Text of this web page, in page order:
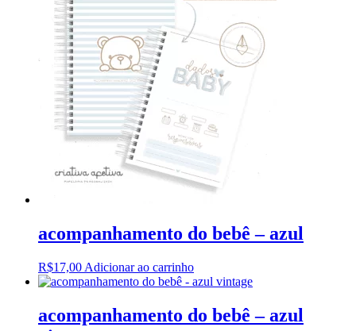
acompanhamento do bebê – azul
R$17,00 Adicionar ao carrinho
acompanhamento do bebê – azul